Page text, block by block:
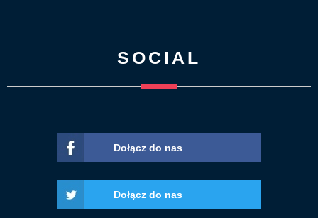
SOCIAL
Dołącz do nas
Dołącz do nas